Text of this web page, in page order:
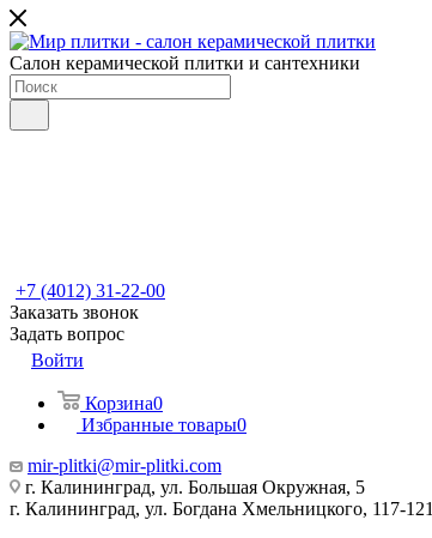
Салон керамической плитки и сантехники
+7 (4012) 31-22-00
Заказать звонок
Задать вопрос
Войти
Корзина0
Избранные товары0
mir-plitki@mir-plitki.com
г. Калининград, ул. Большая Окружная, 5
г. Калининград, ул. Богдана Хмельницкого, 117-121